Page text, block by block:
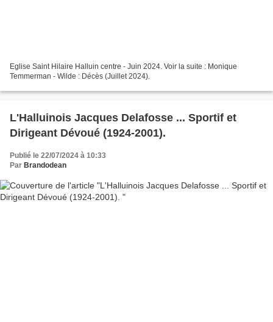
Eglise Saint Hilaire Halluin centre - Juin 2024. Voir la suite : Monique
Temmerman - Wilde : Décès (Juillet 2024).
L'Halluinois Jacques Delafosse ... Sportif et
Dirigeant Dévoué (1924-2001).
Publié le 22/07/2024 à 10:33
Par Brandodean